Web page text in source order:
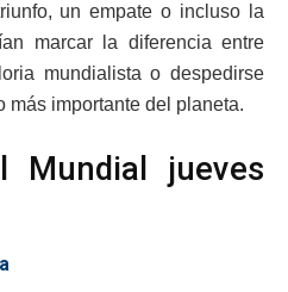
un empate o incluso la
marcar la diferencia entre
mundialista o despedirse
más importante del planeta.
Mundial jueves